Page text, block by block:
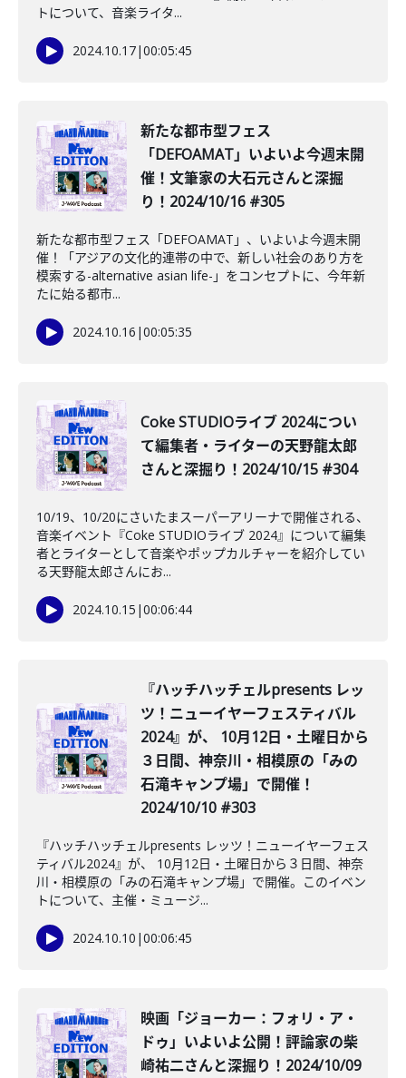
トについて、音楽ライタ...
2024.10.17|00:05:45
新たな都市型フェス
「DEFOAMAT」いよいよ今週末開
催！文筆家の大石元さんと深掘
り！2024/10/16 #305
新たな都市型フェス「DEFOAMAT」、いよいよ今週末開
催！「アジアの文化的連帯の中で、新しい社会のあり方を
模索する-alternative asian life-」をコンセプトに、今年新
たに始る都市...
2024.10.16 |00:05:35
️Coke STUDIOライブ 2024につい
て編集者・ライターの天野龍太郎
さんと深掘り！2024/10/15 #304
10/19、10/20にさいたまスーパーアリーナで開催される、
音楽イベント『Coke STUDIOライブ 2024』について編集
者とライターとして音楽やポップカルチャーを紹介してい
る天野龍太郎さんにお...
2024.10.15 |00:06:44
『ハッチハッチェルpresents レッ
ツ！ニューイヤーフェスティバル
2024』が、 10月12日・土曜日から
３日間、神奈川・相模原の「みの
石滝キャンプ場」で開催！
2024/10/10 #303
『ハッチハッチェルpresents レッツ！ニューイヤーフェス
ティバル2024』が、 10月12日・土曜日から３日間、神奈
川・相模原の「みの石滝キャンプ場」で開催。このイベン
トについて、主催・ミュージ...
2024.10.10 |00:06:45
映画「ジョーカー：フォリ・ア・
ドゥ」いよいよ公開！評論家の柴
崎祐二さんと深掘り！2024/10/09